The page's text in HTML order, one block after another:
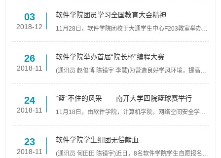
03
2018-12
软件学院团员学习全国教育大会精神
11月28日，软件学院团校于大通学生中心F203教室举办
辅导...
26
2018-11
软件学院举办首届“院长杯”编程大赛
(通讯员 赵俊博 陈镜宇 李慧)为营造良好学风环境，提高同
24
2018-11
“篮”不住的风采——南开大学四院篮球赛举行
11月18日，由软件学院，计算机学院，网络空间安全学
赛，软...
23
2018-11
软件学院学生组团无偿献血
(通讯员 何田田 陈镜宇)近日，8名软件学院学生自愿报名，